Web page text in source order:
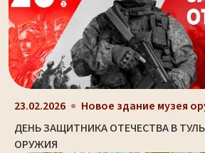
23.02.2026
ДЕНЬ ЗАЩИТНИКА ОТЕЧЕСТВА В
ОРУЖИЯ